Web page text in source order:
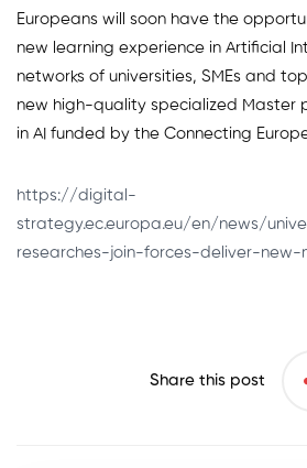
Europeans will soon have the
new learning experience in Artificial
networks of universities, SMEs and
new high-quality specialized Master
in AI funded by the Connecting
https://digital-
strategy.ec.europa.eu/en/news/
researches-join-forces-deliver-new-
Share this post